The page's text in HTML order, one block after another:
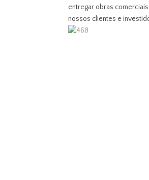
entregar obras
nossos clientes e